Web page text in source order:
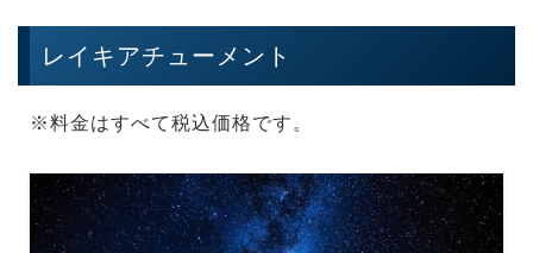
レイキアチューメント
※料金はすべて税込価格です。